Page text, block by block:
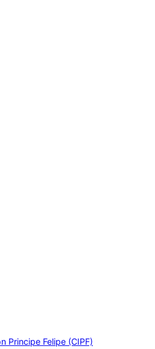
Principe Felipe (CIPF)